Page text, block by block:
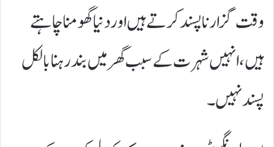
وقت گزارنا پسند کرتے ہیں اور دنیا گھومنا چاہتے
ہیں، انہیں شہرت کے سبب گھر میں بند رہنا بالکل
پسند نہیں۔